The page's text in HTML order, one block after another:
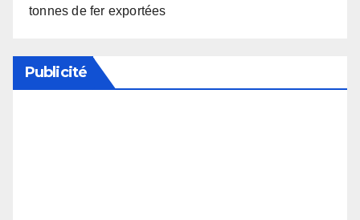
tonnes de fer exportées
Publicité